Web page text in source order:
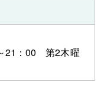
21：00 第2木曜